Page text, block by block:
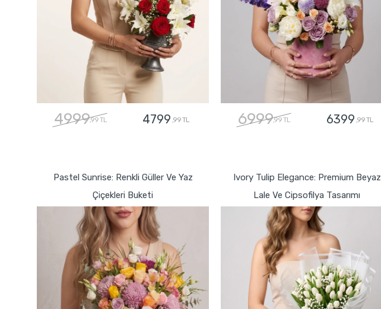
4999,99 TL 4799 ,99 TL 6999,99 TL 6399 ,99 TL
Pastel Sunrise: Renkli Güller Ve Yaz
Çiçekleri Buketi
Ivory Tulip Elegance: Premium Beyaz
Lale Ve Cipsofilya Tasarımı